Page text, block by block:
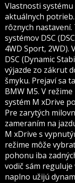
Vlastnosti
aktuálnych
rôznych
systémov DSC
4WD Sport, 2WD).
DSC (Dynamic
výjazde zo zákrut
šmyku. Prejaví sa
BMW M5. V
systém M xDrive
Pre zarytých
zameraním na
M xDrive s
režime môže
pohonu iba
vodič sám
naplno užijú